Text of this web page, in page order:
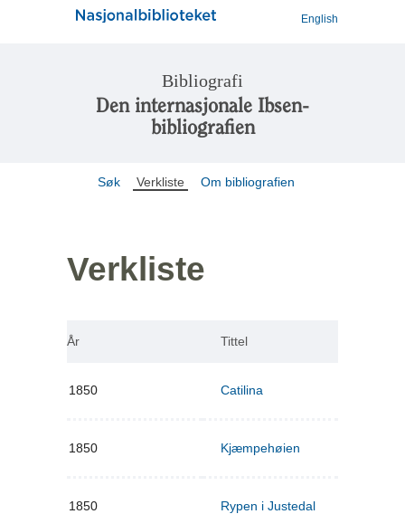
English
Bibliografi
Den internasjonale Ibsen-
bibliografien
Søk Verkliste Om bibliografien
Verkliste
År Tittel
1850 Catilina
1850 Kjæmpehøien
1850 Rypen i Justedal